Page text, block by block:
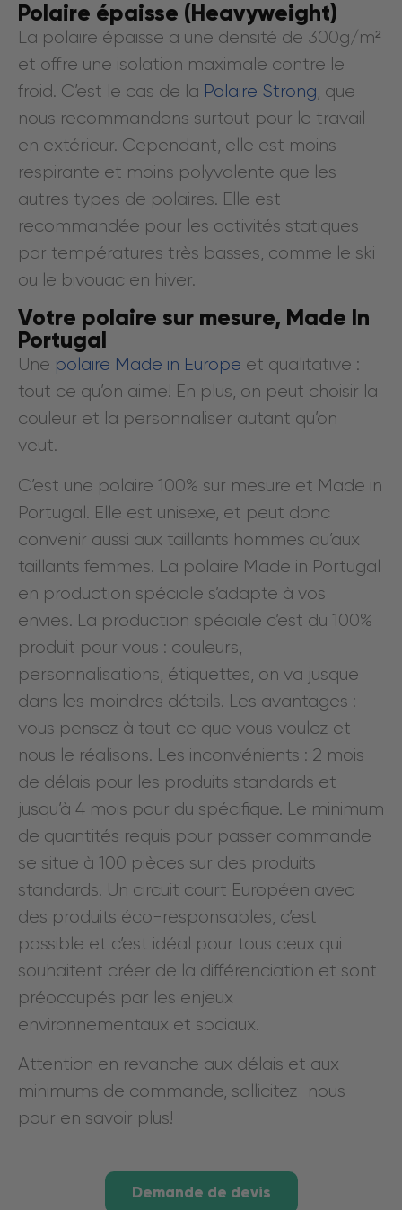
Polaire épaisse (Heavyweight)
La polaire épaisse a une densité de 300g/m²
et offre une isolation maximale contre le
froid. C’est le cas de la Polaire Strong, que
nous recommandons surtout pour le travail
en extérieur. Cependant, elle est moins
respirante et moins polyvalente que les
autres types de polaires. Elle est
recommandée pour les activités statiques
par températures très basses, comme le ski
ou le bivouac en hiver.
Votre polaire sur mesure, Made In
Portugal
Une polaire Made in Europe et qualitative :
tout ce qu’on aime! En plus, on peut choisir la
couleur et la personnaliser autant qu’on
veut.
C’est une polaire 100% sur mesure et Made in
Portugal. Elle est unisexe, et peut donc
convenir aussi aux taillants hommes qu’aux
taillants femmes. La polaire Made in Portugal
en production spéciale s’adapte à vos
envies. La production spéciale c’est du 100%
produit pour vous : couleurs,
personnalisations, étiquettes, on va jusque
dans les moindres détails. Les avantages :
vous pensez à tout ce que vous voulez et
nous le réalisons. Les inconvénients : 2 mois
de délais pour les produits standards et
jusqu’à 4 mois pour du spécifique. Le minimum
de quantités requis pour passer commande
se situe à 100 pièces sur des produits
standards. Un circuit court Européen avec
des produits éco-responsables, c’est
possible et c’est idéal pour tous ceux qui
souhaitent créer de la différenciation et sont
préoccupés par les enjeux
environnementaux et sociaux.
Attention en revanche aux délais et aux
minimums de commande, sollicitez-nous
pour en savoir plus!
Demande de devis